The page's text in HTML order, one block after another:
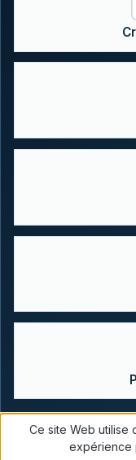
Ce site Web utilise
expérience